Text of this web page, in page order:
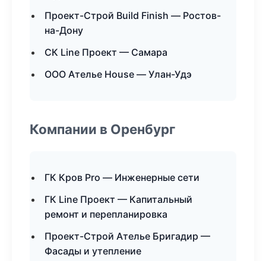
Проект-Строй Build Finish — Ростов-
на-Дону
СК Line Проект — Самара
ООО Ателье House — Улан-Удэ
Компании в Оренбург
ГК Кров Pro — Инженерные сети
ГК Line Проект — Капитальный
ремонт и перепланировка
Проект-Строй Ателье Бригадир —
Фасады и утепление